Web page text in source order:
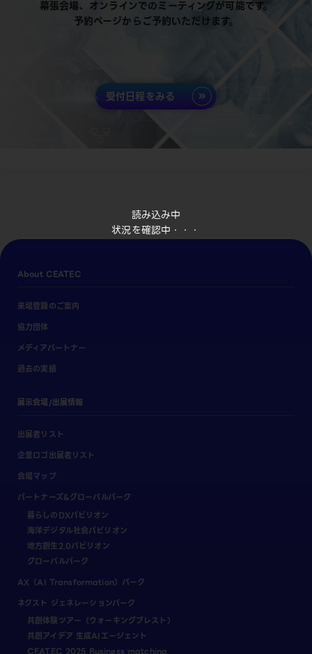
読み込み中
状況を確認中・・・
幕張会場、オンラインでのミーティングが可能です。
予約ページからご予約いただけます。
受付日程をみる
About CEATEC
来場登録のご案内
協力団体
メディアパートナー
過去の実績
展示会場/出展情報
出展者リスト
企業ロゴ出展者リスト
会場マップ
パートナーズ&グローバルパーク
暮らしのDXパビリオン
海洋デジタル社会パビリオン
地方創生2.0パビリオン
グローバルパーク
AX（AI Transformation）パーク
ネクスト ジェネレーションパーク
共創体験ツアー（ウォーキングブレスト）
共創アイデア 生成AIエージェント
CEATEC 2025 Business matching